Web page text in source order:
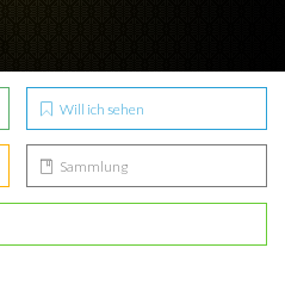
Will ich sehen
Sammlung